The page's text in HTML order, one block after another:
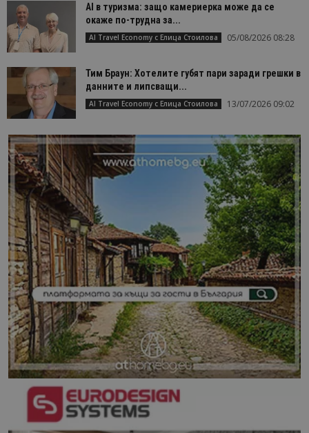
AI в туризма: защо камериерка може да се
окаже по-трудна за...
AI Travel Economy с Елица Стоилова 05/08/2026 08:28
Тим Браун: Хотелите губят пари заради грешки в
данните и липсващи...
AI Travel Economy с Елица Стоилова 13/07/2026 09:02